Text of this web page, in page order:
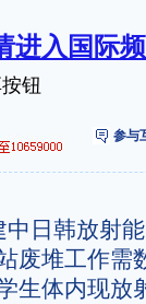
进入国际
钮
参与
中日韩放射
废堆工作需
生体内现放